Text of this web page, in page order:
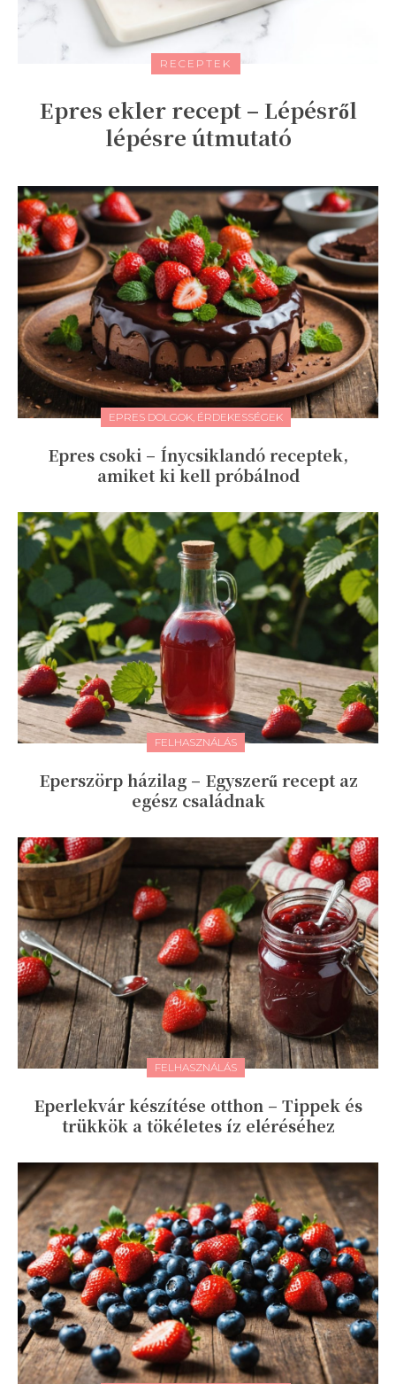
RECEPTEK
Epres ekler recept – Lépésről
lépésre útmutató
EPRES DOLGOK, ÉRDEKESSÉGEK
Epres csoki – Ínycsiklandó receptek,
amiket ki kell próbálnod
FELHASZNÁLÁS
Eperszörp házilag – Egyszerű recept az
egész családnak
FELHASZNÁLÁS
Eperlekvár készítése otthon – Tippek és
trükkök a tökéletes íz eléréséhez